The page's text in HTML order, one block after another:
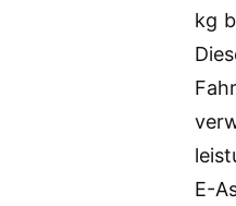
kg
E-